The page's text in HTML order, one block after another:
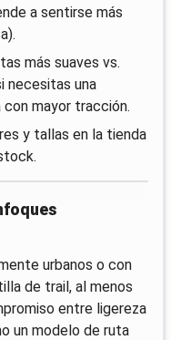
a sentirse más
más suaves vs.
necesitas una
mayor tracción.
y tallas en la tienda
urbanos o con
de trail, al menos
entre ligereza
un modelo de ruta